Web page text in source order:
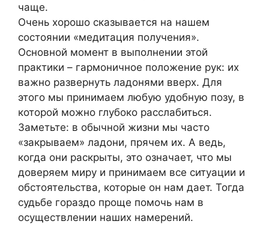
чаще.
Очень хорошо сказывается на нашем
состоянии «медитация получения».
Основной момент в выполнении этой
практики – гармоничное положение рук: их
важно развернуть ладонями вверх. Для
этого мы принимаем любую удобную позу, в
которой можно глубоко расслабиться.
Заметьте: в обычной жизни мы часто
«закрываем» ладони, прячем их. А ведь,
когда они раскрыты, это означает, что мы
доверяем миру и принимаем все ситуации и
обстоятельства, которые он нам дает. Тогда
судьбе гораздо проще помочь нам в
осуществлении наших намерений.